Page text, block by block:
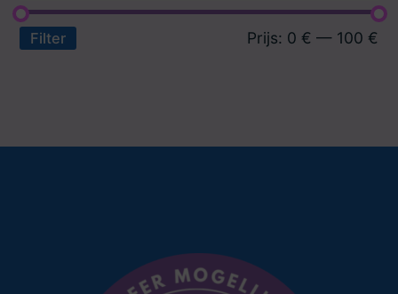
Filter Prijs: 0 € — 100 €